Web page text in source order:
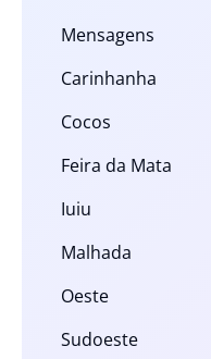
Mensagens
Carinhanha
Cocos
Feira da Mata
Iuiu
Malhada
Oeste
Sudoeste